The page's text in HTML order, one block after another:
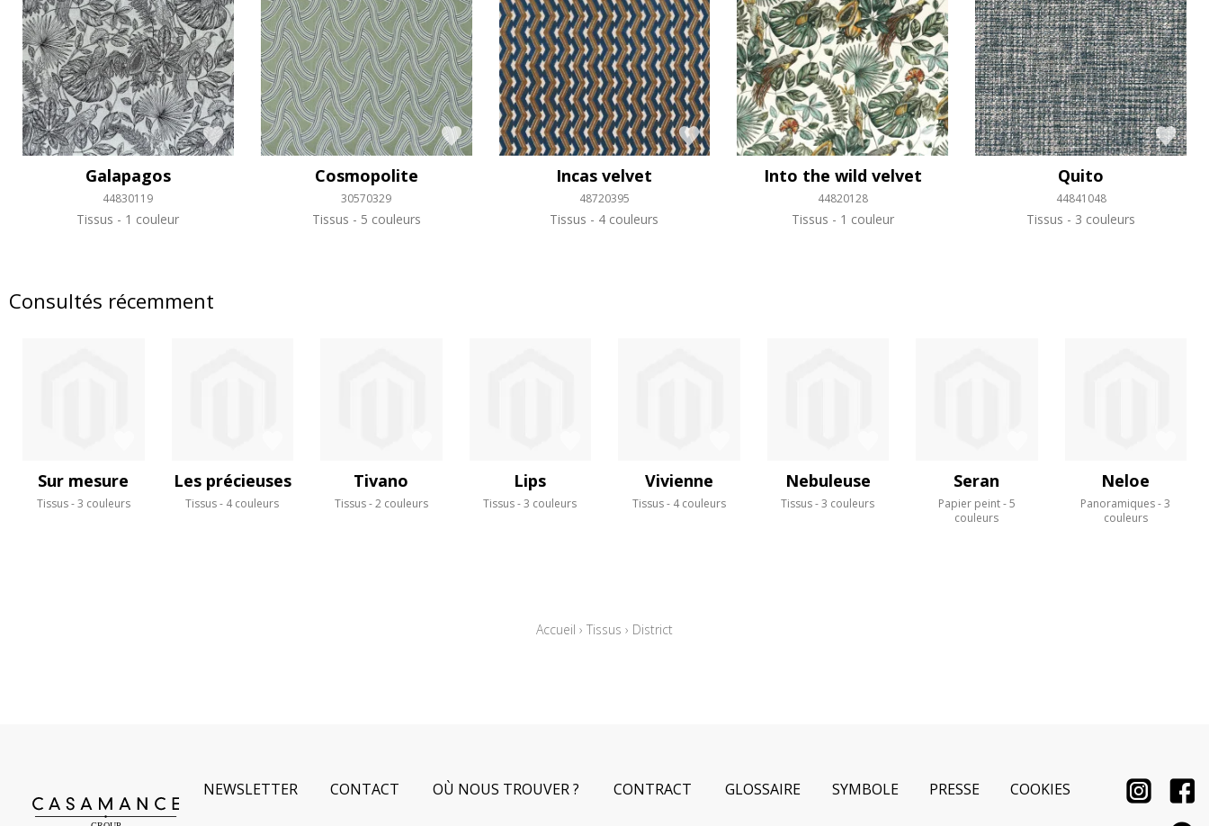
Galapagos
44830119
Tissus 1 couleur
Cosmopolite
30570329
Tissus 5 couleurs
Incas velvet
48720395
Tissus 4 couleurs
Into the wild velvet
44820128
Tissus 1 couleur
Quito
44841048
Tissus 3 couleurs
Consultés récemment
Sur mesure
Tissus 3 couleurs
Les précieuses
Tissus 4 couleurs
Tivano
Tissus 2 couleurs
Lips
Tissus 3 couleurs
Vivienne
Tissus 4 couleurs
Nebuleuse
Tissus 3 couleurs
Seran
Papier peint
5
couleurs
Neloe
Panoramiques
3
couleurs
Accueil › Tissus › District
NEWSLETTER CONTACT OÙ NOUS TROUVER ? CONTRACT GLOSSAIRE SYMBOLE PRESSE COOKIES